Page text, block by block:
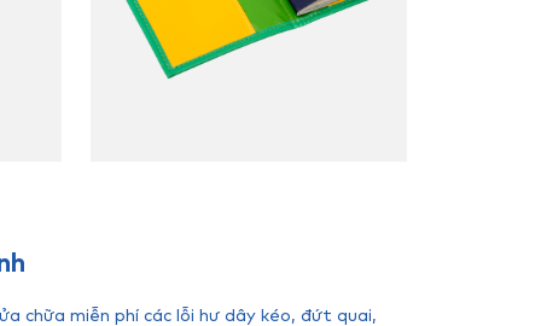
chữa miễn phí các lỗi hư dây kéo, đứt quai,